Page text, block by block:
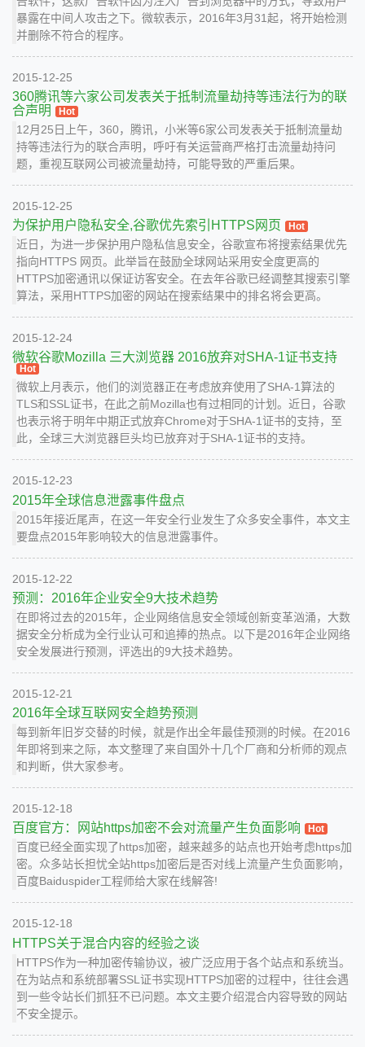
暴露在中间人攻击之下。微软表示，2016年3月31起，将开始检测
并删除不符合的程序。
2015-12-25
360腾讯等六家公司发表关于抵制流量劫持等违法行为的联
合声明
Hot
12月25日上午，360，腾讯，小米等6家公司发表关于抵制流量劫
持等违法行为的联合声明，呼吁有关运营商严格打击流量劫持问
题，重视互联网公司被流量劫持，可能导致的严重后果。
2015-12-25
为保护用户隐私安全,谷歌优先索引HTTPS网页 Hot
近日，为进一步保护用户隐私信息安全，谷歌宣布将搜索结果优先
指向HTTPS 网页。此举旨在鼓励全球网站采用安全度更高的
HTTPS加密通讯以保证访客安全。在去年谷歌已经调整其搜索引擎
算法，采用HTTPS加密的网站在搜索结果中的排名将会更高。
2015-12-24
微软谷歌Mozilla 三大浏览器 2016放弃对SHA-1证书支持
Hot
微软上月表示，他们的浏览器正在考虑放弃使用了SHA-1算法的
TLS和SSL证书，在此之前Mozilla也有过相同的计划。近日，谷歌
也表示将于明年中期正式放弃Chrome对于SHA-1证书的支持，至
此，全球三大浏览器巨头均已放弃对于SHA-1证书的支持。
2015-12-23
2015年全球信息泄露事件盘点
2015年接近尾声，在这一年安全行业发生了众多安全事件，本文主
要盘点2015年影响较大的信息泄露事件。
2015-12-22
预测：2016年企业安全9大技术趋势
在即将过去的2015年，企业网络信息安全领域创新变革汹涌，大数
据安全分析成为全行业认可和追捧的热点。以下是2016年企业网络
安全发展进行预测，评选出的9大技术趋势。
2015-12-21
2016年全球互联网安全趋势预测
每到新年旧岁交替的时候，就是作出全年最佳预测的时候。在2016
年即将到来之际，本文整理了来自国外十几个厂商和分析师的观点
和判断，供大家参考。
2015-12-18
百度官方：网站https加密不会对流量产生负面影响 Hot
百度已经全面实现了https加密，越来越多的站点也开始考虑https加
密。众多站长担忧全站https加密后是否对线上流量产生负面影响，
百度Baiduspider工程师给大家在线解答!
2015-12-18
HTTPS关于混合内容的经验之谈
HTTPS作为一种加密传输协议，被广泛应用于各个站点和系统当。
在为站点和系统部署SSL证书实现HTTPS加密的过程中，往往会遇
到一些令站长们抓狂不已问题。本文主要介绍混合内容导致的网站
不安全提示。